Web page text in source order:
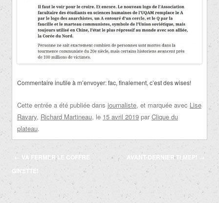
Commentaire inutile à m’envoyer: fac, finalement, c’est des wises!
Cette entrée a été publiée dans journaliste, et marquée avec Lise
Ravary, Richard Martineau, le 15 avril 2019 par Clique du
plateau.
Navigation
des
← VA FERMER LE COFFRE
GINETTE!
AVANT-DERNIER TLMEP! →